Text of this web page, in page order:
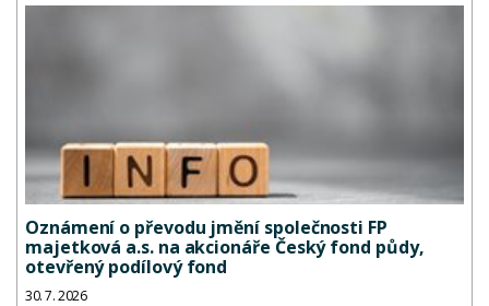
Oznámení o převodu jmění společnosti FP
majetková a.s. na akcionáře Český fond půdy,
otevřený podílový fond
30. 7. 2026